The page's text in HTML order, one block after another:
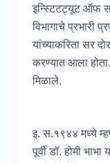
इन्स्टिटट्यूट ऑफ
विभागाचे प्रभारी
यांच्याकरिता सर
करण्यात आला
मिळाले.
इ. स.१९४४ मध्ये
पूर्वी डॉ. होमी